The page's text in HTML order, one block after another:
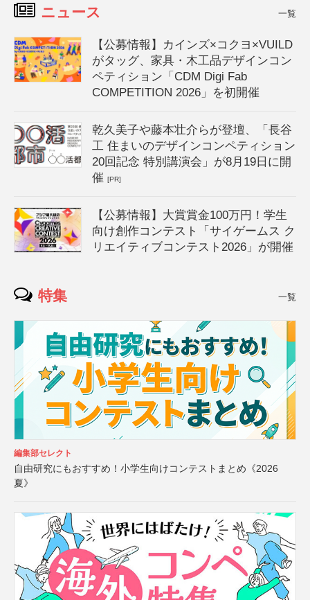
ニュース 一覧
【公募情報】カインズ×コクヨ×VUILD
がタッグ、家具・木工品デザインコン
ペティション「CDM Digi Fab
COMPETITION 2026」を初開催
乾久美子や藤本壮介らが登壇、「長谷
工 住まいのデザインコンペティション
20回記念 特別講演会」が8月19日に開
催[PR]
【公募情報】大賞賞金100万円！学生
向け創作コンテスト「サイゲームス ク
リエイティブコンテスト2026」が開催
特集 一覧
編集部セレクト
自由研究にもおすすめ！小学生向けコンテストまとめ《2026
夏》